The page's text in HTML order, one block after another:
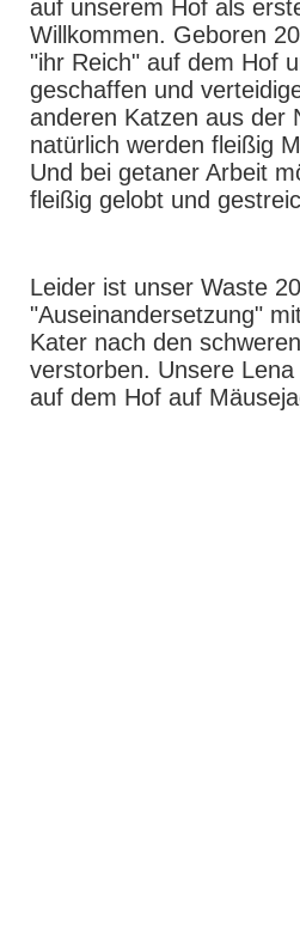
auf unserem Hof als
Willkommen. Geboren
"ihr Reich" auf dem Hof
geschaffen und
anderen Katzen aus der
natürlich werden fleißig
Und bei getaner Arbeit
fleißig gelobt und
Leider ist unser Waste
"Auseinandersetzung"
Kater nach den
verstorben. Unsere
auf dem Hof auf